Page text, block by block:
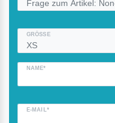
GRÖSSE
NAME*
E-MAIL*